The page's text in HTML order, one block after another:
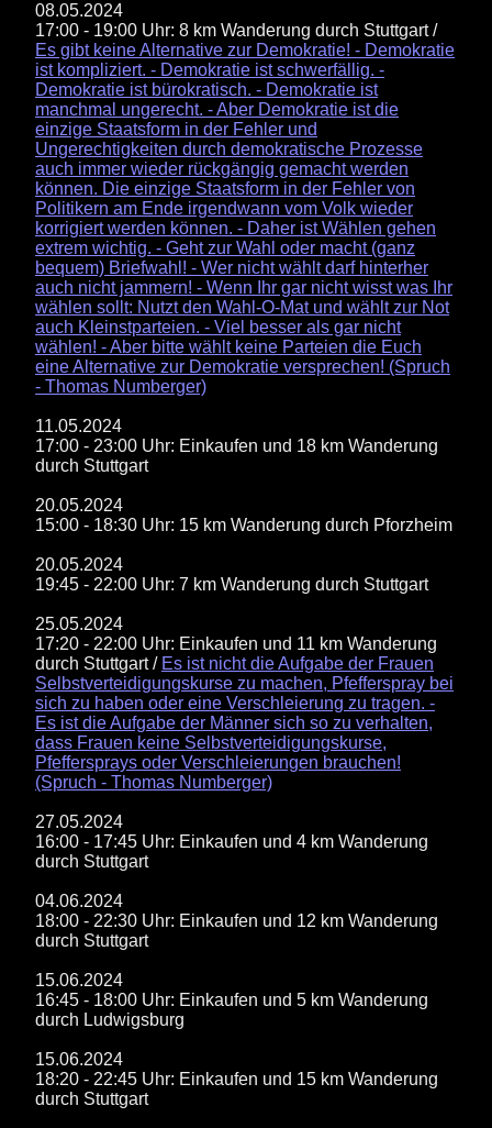
08.05.2024
17:00 - 19:00 Uhr: 8 km Wanderung durch Stuttgart /
Es gibt keine Alternative zur Demokratie! - Demokratie
ist kompliziert. - Demokratie ist schwerfällig. -
Demokratie ist bürokratisch. - Demokratie ist
manchmal ungerecht. - Aber Demokratie ist die
einzige Staatsform in der Fehler und
Ungerechtigkeiten durch demokratische Prozesse
auch immer wieder rückgängig gemacht werden
können. Die einzige Staatsform in der Fehler von
Politikern am Ende irgendwann vom Volk wieder
korrigiert werden können. - Daher ist Wählen gehen
extrem wichtig. - Geht zur Wahl oder macht (ganz
bequem) Briefwahl! - Wer nicht wählt darf hinterher
auch nicht jammern! - Wenn Ihr gar nicht wisst was Ihr
wählen sollt: Nutzt den Wahl-O-Mat und wählt zur Not
auch Kleinstparteien. - Viel besser als gar nicht
wählen! - Aber bitte wählt keine Parteien die Euch
eine Alternative zur Demokratie versprechen! (Spruch
- Thomas Numberger)
11.05.2024
17:00 - 23:00 Uhr: Einkaufen und 18 km Wanderung
durch Stuttgart
20.05.2024
15:00 - 18:30 Uhr: 15 km Wanderung durch Pforzheim
20.05.2024
19:45 - 22:00 Uhr: 7 km Wanderung durch Stuttgart
25.05.2024
17:20 - 22:00 Uhr: Einkaufen und 11 km Wanderung
durch Stuttgart / Es ist nicht die Aufgabe der Frauen
Selbstverteidigungskurse zu machen, Pfefferspray bei
sich zu haben oder eine Verschleierung zu tragen. -
Es ist die Aufgabe der Männer sich so zu verhalten,
dass Frauen keine Selbstverteidigungskurse,
Pfeffersprays oder Verschleierungen brauchen!
(Spruch - Thomas Numberger)
27.05.2024
16:00 - 17:45 Uhr: Einkaufen und 4 km Wanderung
durch Stuttgart
04.06.2024
18:00 - 22:30 Uhr: Einkaufen und 12 km Wanderung
durch Stuttgart
15.06.2024
16:45 - 18:00 Uhr: Einkaufen und 5 km Wanderung
durch Ludwigsburg
15.06.2024
18:20 - 22:45 Uhr: Einkaufen und 15 km Wanderung
durch Stuttgart